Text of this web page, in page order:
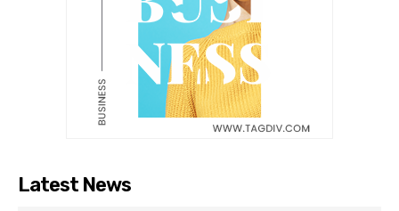
Latest News